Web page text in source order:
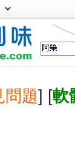
問題] [軟